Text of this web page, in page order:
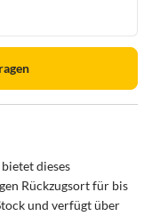
dieses
Rückzugsort für bis
und verfügt über